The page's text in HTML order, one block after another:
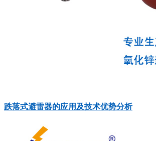
跌落式避雷器的应用及技术优势分析